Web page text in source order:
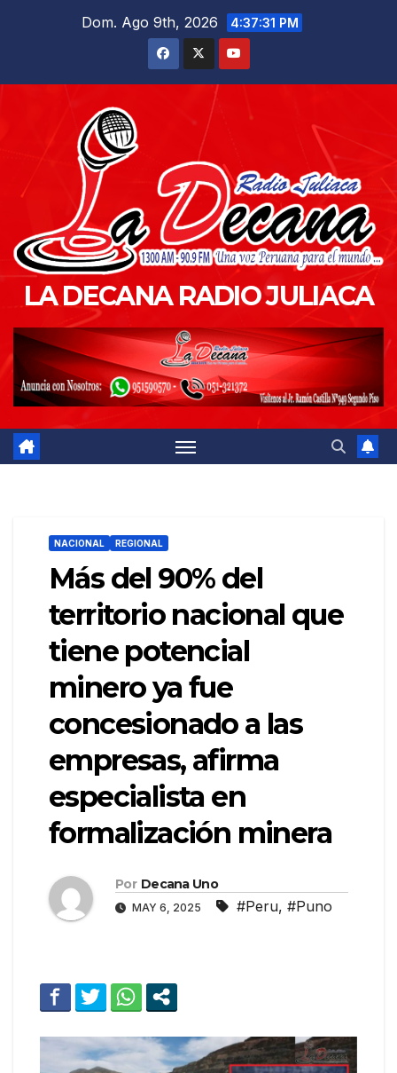
Dom. Ago 9th, 2026 4:37:32 PM
LA DECANA RADIO JULIACA
NACIONAL REGIONAL
Más del 90% del
territorio nacional que
tiene potencial
minero ya fue
concesionado a las
empresas, afirma
especialista en
formalización minera
Por Decana Uno
MAY 6, 2025 #Peru, #Puno